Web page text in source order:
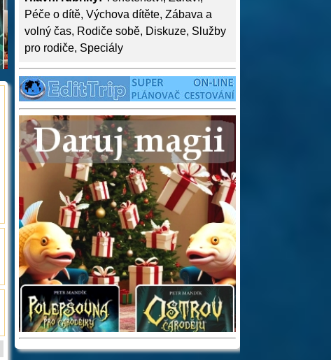
Péče o dítě, Výchova dítěte, Zábava a
volný čas, Rodiče sobě, Diskuze, Služby
pro rodiče, Speciály